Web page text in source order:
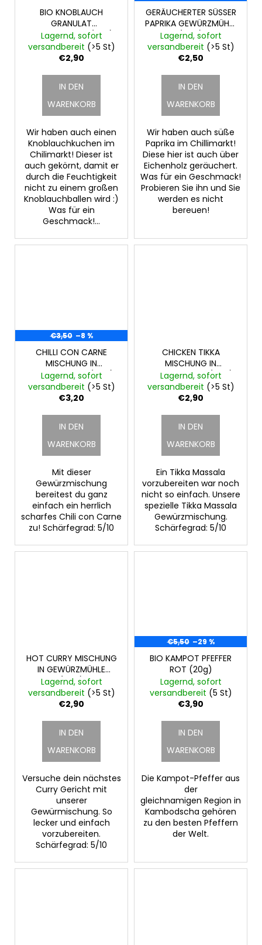
BIO KNOBLAUCH
GRANULAT
GEWÜRZMÜHLE (50g)
Lagernd, sofort
versandbereit (>5 St)
€2,90
IN DEN
WARENKORB
Wir haben auch einen
Knoblauchkuchen im
Chilimarkt! Dieser ist
auch gekörnt, damit er
durch die Feuchtigkeit
nicht zu einem großen
Knoblauchballen wird :)
Was für ein
Geschmack!...
GERÄUCHERTER SÜSSER
PAPRIKA GEWÜRZMÜHLE
(40g)
Lagernd, sofort
versandbereit (>5 St)
€2,50
IN DEN
WARENKORB
Wir haben auch süße
Paprika im Chillimarkt!
Diese hier ist auch über
Eichenholz geräuchert.
Was für ein Geschmack!
Probieren Sie ihn und Sie
werden es nicht
bereuen!
€3,50 –8 %
CHILLI CON CARNE
MISCHUNG IN
GEWÜRZMÜHLE (40g)
Lagernd, sofort
versandbereit (>5 St)
€3,20
IN DEN
WARENKORB
Mit dieser
Gewürzmischung
bereitest du ganz
einfach ein herrlich
scharfes Chili con Carne
zu! Schärfegrad: 5/10
CHICKEN TIKKA
MISCHUNG IN
GEWÜRZMÜHLE (40g)
Lagernd, sofort
versandbereit (>5 St)
€2,90
IN DEN
WARENKORB
Ein Tikka Massala
vorzubereiten war noch
nicht so einfach. Unsere
spezielle Tikka Massala
Gewürzmischung.
Schärfegrad: 5/10
HOT CURRY MISCHUNG
IN GEWÜRZMÜHLE
(40g)
Lagernd, sofort
versandbereit (>5 St)
€2,90
IN DEN
WARENKORB
Versuche dein nächstes
Curry Gericht mit
unserer
Gewürmischung. So
lecker und einfach
vorzubereiten.
Schärfegrad: 5/10
€5,50 –29 %
BIO KAMPOT PFEFFER
ROT (20g)
Lagernd, sofort
versandbereit (5 St)
€3,90
IN DEN
WARENKORB
Die Kampot-Pfeffer aus
der
gleichnamigen Region in
Kambodscha gehören
zu den besten Pfeffern
der Welt.